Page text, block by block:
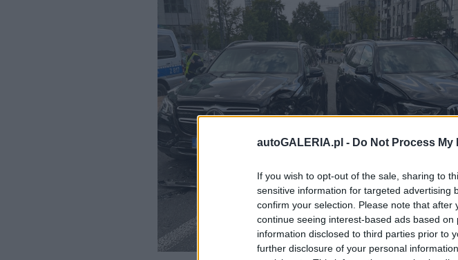
autoGALERIA.pl - Do Not Process
If you wish to opt-out of the sale, sharing to
sensitive information for targeted advertising
confirm your selection. Please note that
continue seeing interest-based ads based
information disclosed to third parties prior to
further disclosure of your personal